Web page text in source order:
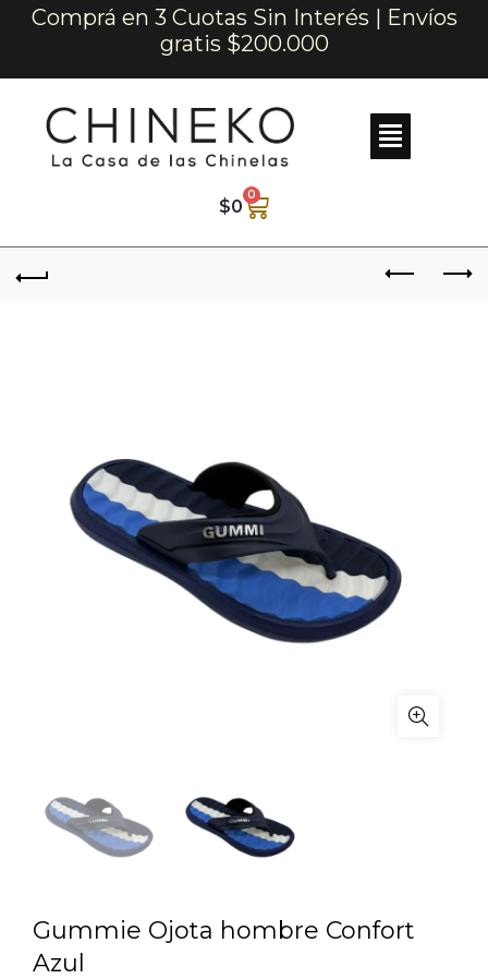
Comprá en 3 Cuotas Sin Interés | Envíos
gratis $200.000
$0
0
Gummie Ojota hombre Confort
Azul